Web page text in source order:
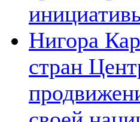
Нигора
стран